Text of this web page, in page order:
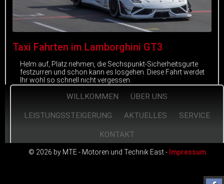
Taxi Fahrten im Lamborghini GT3
Helm auf, Platz nehmen, die Sechspunkt-Sicherheitsgurte
festzurren und schon kann es losgehen. Diese Fahrt werdet
Ihr wohl so schnell nicht vergessen.
WILLKOMMEN ÜBER UNS
LEISTUNGSSTEIGERUNG AKTUELLES SERVICE
KONTAKT
© 2026 by MTE - Motoren und Technik East - Impressum